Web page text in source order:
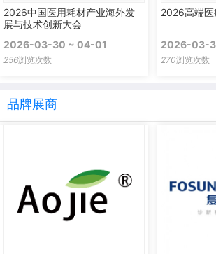
2026中国医用耗材产业海外发
展与技术创新大会
2026-03-30 ~ 04-01
256浏览次数
2026高端医
2026-03-
270浏览次数
品牌展商